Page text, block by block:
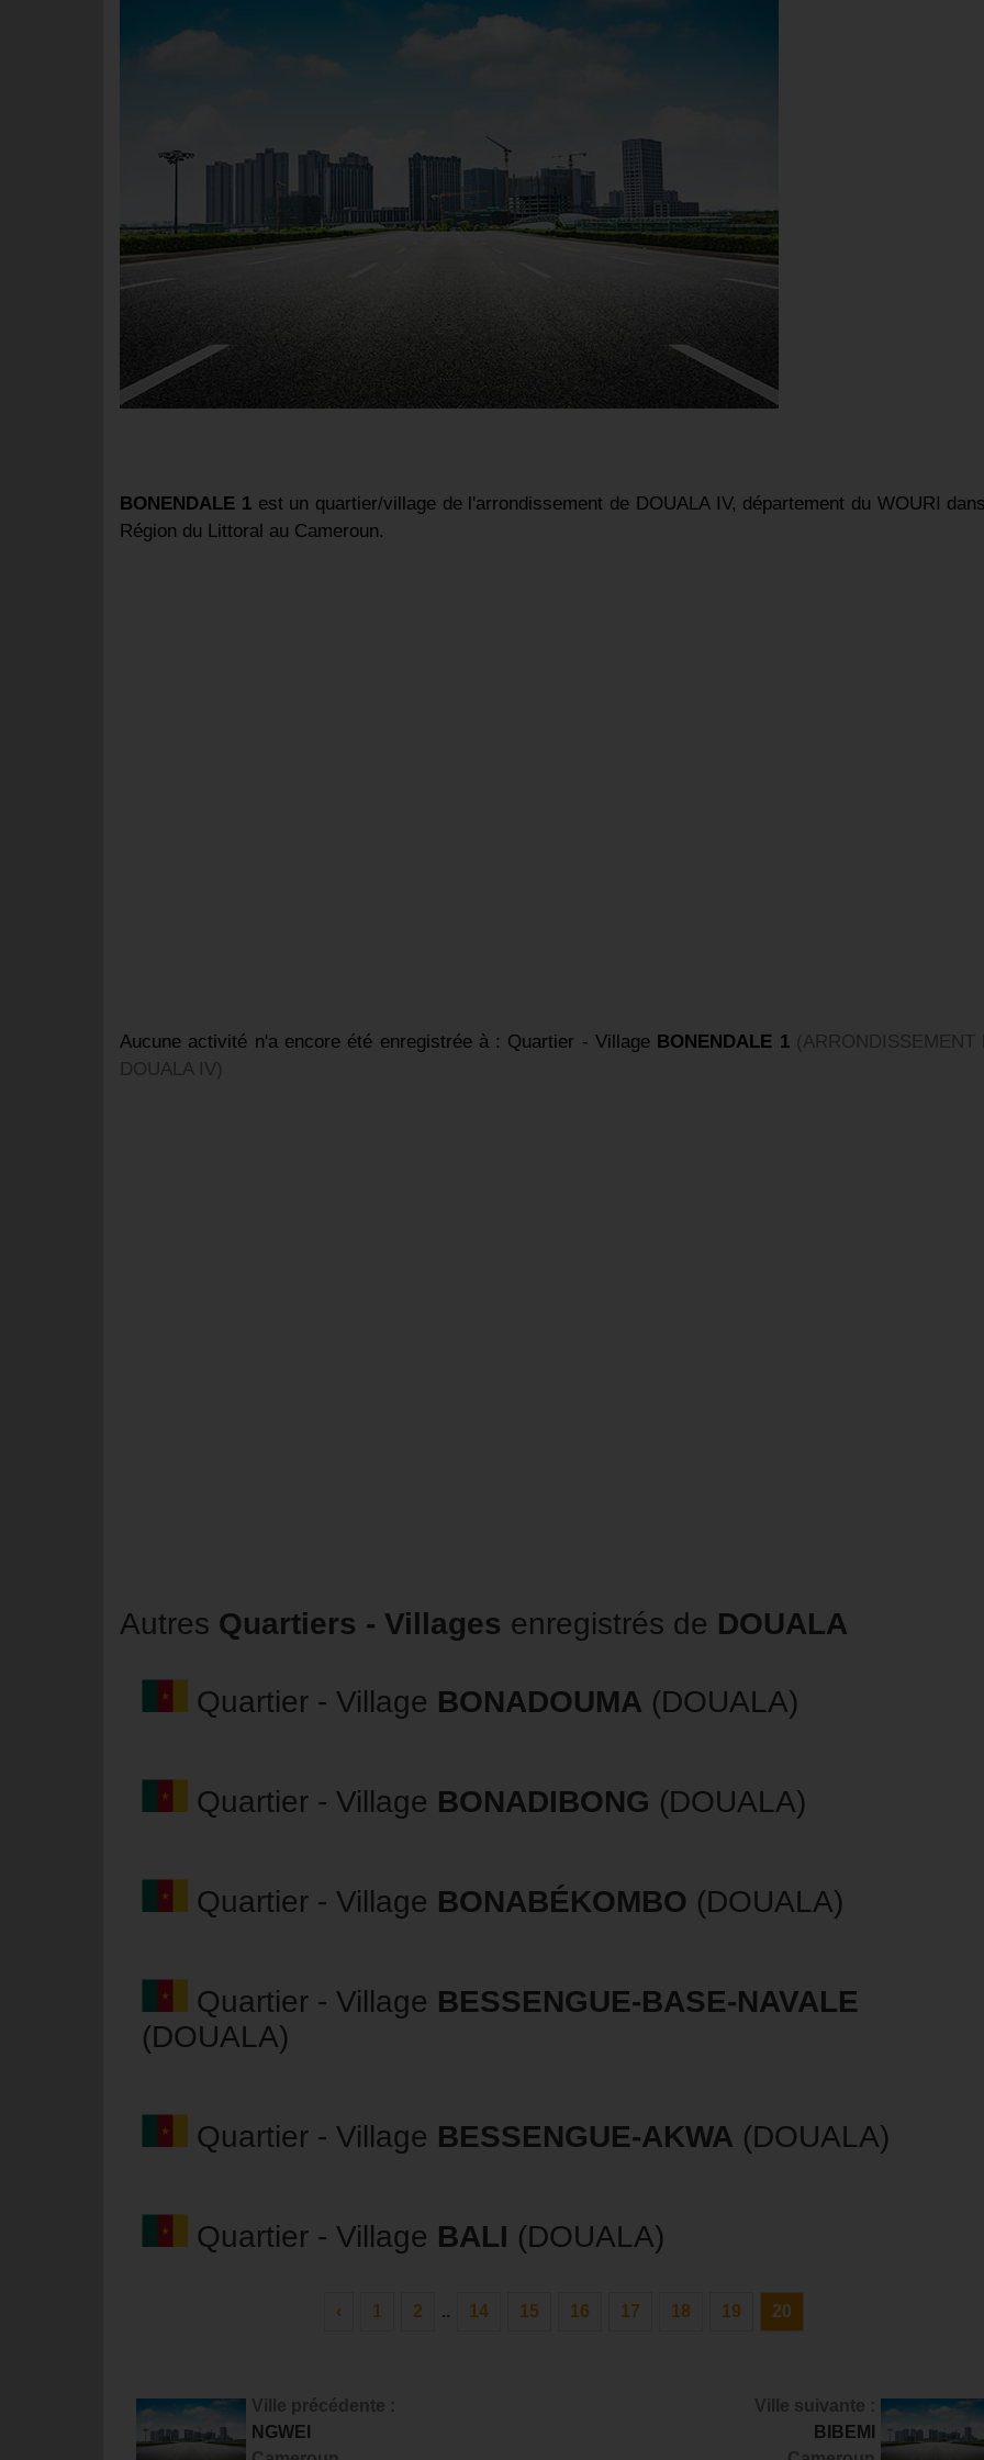
BONENDALE 1est un quartier/village de l'arrondissement de DOUALA IV, département du WOURI
Région du Littoral au Cameroun.
Aucune activité n'a encore été enregistrée à : Quartier - Village BONENDALE 1 (ARRONDISSEMENT
DOUALA IV)
Autres Quartiers - Villages enregistrés de DOUALA
Quartier - Village BONADOUMA (DOUALA)
Quartier - Village BONADIBONG (DOUALA)
Quartier - Village BONABÉKOMBO (DOUALA)
Quartier - Village BESSENGUE-BASE-NAVALE
(DOUALA)
Quartier - Village BESSENGUE-AKWA (DOUALA)
Quartier - Village BALI (DOUALA)
‹ 1 2 .. 14 15 16 17 18 19 20
Ville précédente :
NGWEI
Ville suivante :
BIBEMI